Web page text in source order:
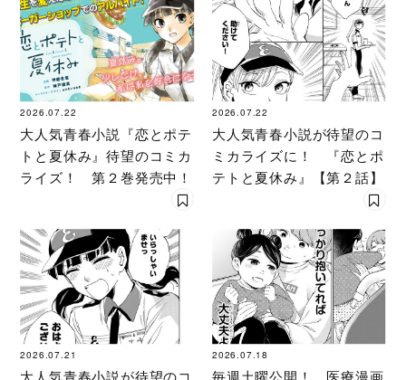
2026.07.22
大人気青春小説『恋とポテ
トと夏休み』待望のコミカ
ライズ！ 第２巻発売中！
2026.07.22
大人気青春小説が待望のコ
ミカライズに！ 『恋とポ
テトと夏休み』【第２話】
2026.07.21 2026.07.18